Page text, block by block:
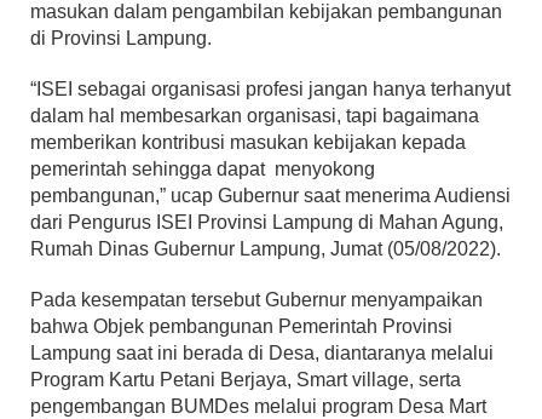
masukan dalam pengambilan kebijakan pembangunan
di Provinsi Lampung.
“ISEI sebagai organisasi profesi jangan hanya terhanyut
dalam hal membesarkan organisasi, tapi bagaimana
memberikan kontribusi masukan kebijakan kepada
pemerintah sehingga dapat menyokong
pembangunan,” ucap Gubernur saat menerima Audiensi
dari Pengurus ISEI Provinsi Lampung di Mahan Agung,
Rumah Dinas Gubernur Lampung, Jumat (05/08/2022).
Pada kesempatan tersebut Gubernur menyampaikan
bahwa Objek pembangunan Pemerintah Provinsi
Lampung saat ini berada di Desa, diantaranya melalui
Program Kartu Petani Berjaya, Smart village, serta
pengembangan BUMDes melalui program Desa Mart